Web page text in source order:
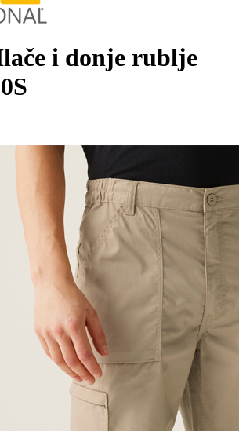
i donje rublje